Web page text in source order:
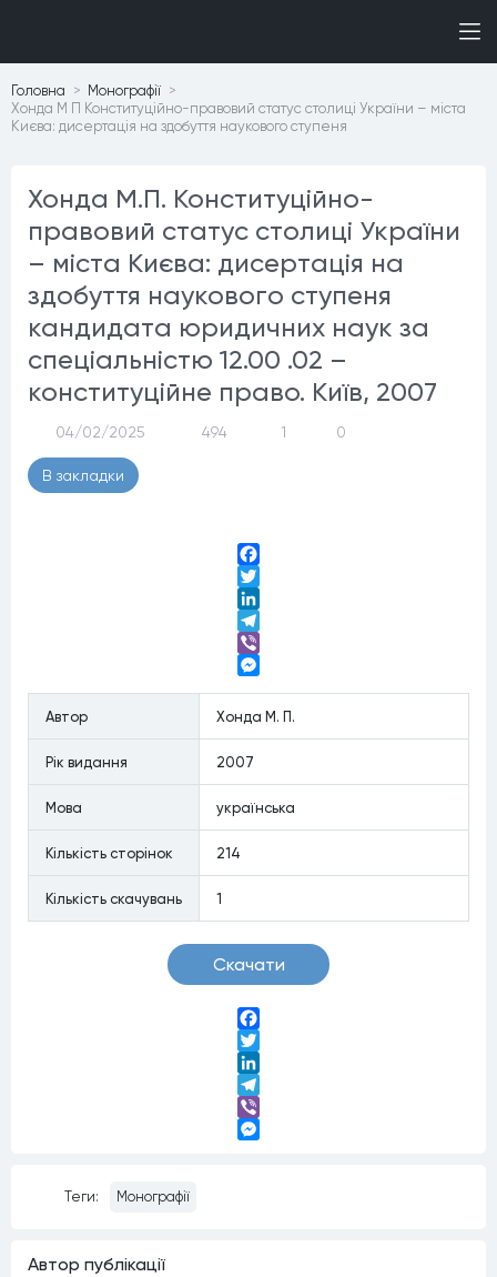
Головна
Монографiї
Хонда М П Конституційно-правовий статус столиці України – міста
Києва: дисертація на здобуття наукового ступеня
Хонда М.П. Конституційно-
правовий статус столиці України
– міста Києва: дисертація на
здобуття наукового ступеня
кандидата юридичних наук за
спеціальністю 12.00 .02 –
конституційне право. Київ, 2007
04/02/2025 494 1 0
В закладки
Facebook
Twitter
LinkedIn
Telegram
Viber
Автор
Хонда М. П.
Рiк видання 2007
Мова українська
Кiлькiсть сторiнок 214
Кiлькiсть скачувань 1
Скачати
Facebook
Twitter
LinkedIn
Telegram
Viber
Теги: Монографії
Автор публiкацiї